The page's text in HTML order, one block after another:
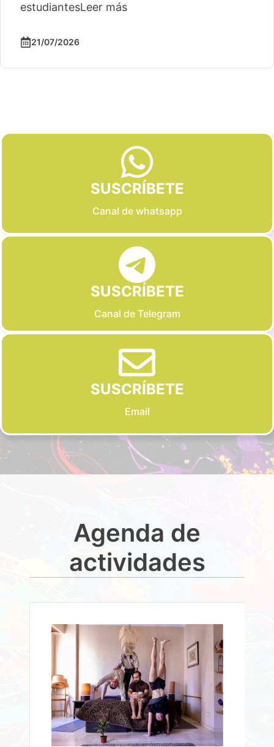
estudiantesLeer más
21/07/2026
SUSCRÍBETE
Canal de whatsapp
SUSCRÍBETE
Canal de Telegram
SUSCRÍBETE
Email
Agenda de
actividades